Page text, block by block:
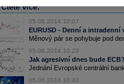
Čtěte více:
05.06.2014 10:07
EURUSD - Denní a
Měnový pár se pohybuje pod
05.06.2014 10:23
Jak agresivní dnes bude
Jednání Evropské centrální
05.06.2014 10:43